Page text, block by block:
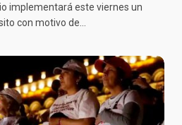
implementará este viernes un
con motivo de…